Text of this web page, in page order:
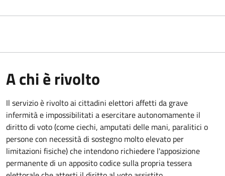
A chi è rivolto
Il servizio è rivolto ai cittadini elettori affetti da grave
infermità e impossibilitati a esercitare autonomamente il
diritto di voto (come ciechi, amputati delle mani, paralitici o
persone con necessità di sostegno molto elevato per
limitazioni fisiche) che intendono richiedere l'apposizione
permanente di un apposito codice sulla propria tessera